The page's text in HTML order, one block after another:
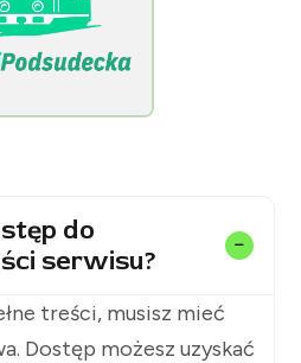
do
serwisu?
treści, musisz mieć
Dostęp możesz uzyskać